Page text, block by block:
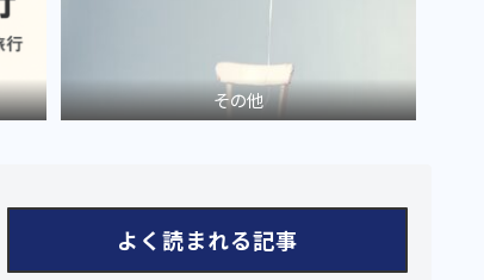
その他
よく読まれる記事